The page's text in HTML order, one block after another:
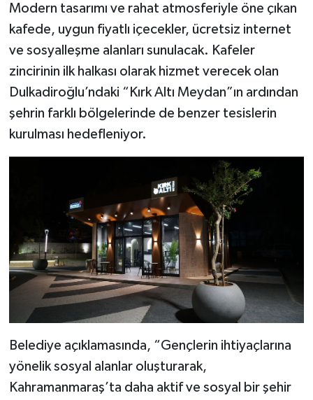
Modern tasarımı ve rahat atmosferiyle öne çıkan
kafede, uygun fiyatlı içecekler, ücretsiz internet
ve sosyalleşme alanları sunulacak. Kafeler
zincirinin ilk halkası olarak hizmet verecek olan
Dulkadiroğlu’ndaki “Kırk Altı Meydan”ın ardından
şehrin farklı bölgelerinde de benzer tesislerin
kurulması hedefleniyor.
Belediye açıklamasında, “Gençlerin ihtiyaçlarına
yönelik sosyal alanlar oluşturarak,
Kahramanmaraş’ta daha aktif ve sosyal bir şehir
HEDEF2020
OTOMOBİL
MİZAH
Genel
Politika
YEREL
BÖLGEDEN
BİLİM TEKNOLOJİ
ASAYİŞ